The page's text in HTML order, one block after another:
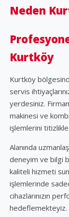
Neden
Kurtköy
Kurtköy
servis
yerdesiniz.
makinesi ve
işlemlerini
Alanında
deneyim ve bilgi
kaliteli hizmeti
işlemlerinde
cihazlarınızın
hedeflemekteyiz.